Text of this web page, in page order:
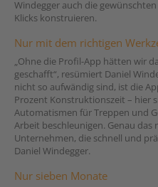
Windegger auch die
Klicks konstruieren.
Nur mit dem richtigen
„Ohne die Profil-App hätten wir
geschafft“, resümiert Daniel
nicht so aufwändig sind, ist die
Prozent Konstruktionszeit – hier
Automatismen für Treppen und
Arbeit beschleunigen. Genau das
Unternehmen, die schnell und
Daniel Windegger.
Nur sieben Monate